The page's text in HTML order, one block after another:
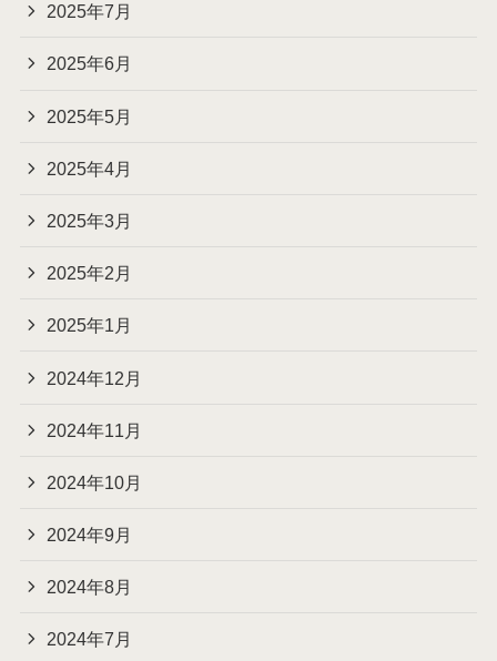
2025年7月
2025年6月
2025年5月
2025年4月
2025年3月
2025年2月
2025年1月
2024年12月
2024年11月
2024年10月
2024年9月
2024年8月
2024年7月